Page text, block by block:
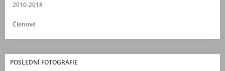
2010-2018
Členové
POSLEDNÍ FOTOGRAFIE